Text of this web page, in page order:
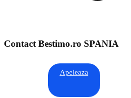
Contact Bestimo.ro SPANIA
Apeleaza